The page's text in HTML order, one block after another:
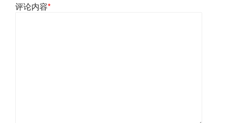
评论内容*